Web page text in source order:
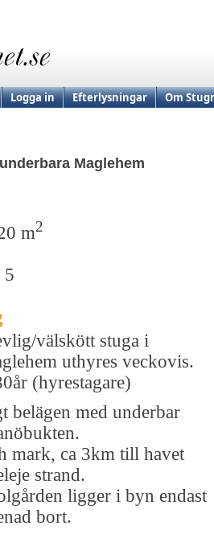
Logga in Efterlysningar Om
Maglehem
m2
5
välskött stuga i
uthyres veckovis.
(hyrestagare)
belägen med underbar
mark, ca 3km till havet
strand.
ligger i byn endast
bort.